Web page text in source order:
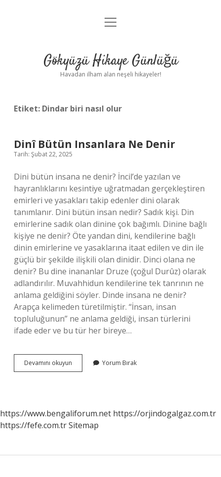
Anasayfa
Yasal Uyarı
menüyü
Gökyüzü Hikaye Günlüğü
Havadan ilham alan neşeli hikayeler!
Etiket: Dindar biri nasıl olur
Dinî Bütün Insanlara Ne Denir
Tarih: Şubat 22, 2025
Dini bütün insana ne denir? İncil’de yazılan ve
hayranlıklarını kesintiye uğratmadan gerçekleştiren
emirleri ve yasakları takip edenler dini olarak
tanımlanır. Dini bütün insan nedir? Sadık kişi. Din
emirlerine sadık olan dinine çok bağımlı. Dinine bağlı
kişiye ne denir? Öte yandan dini, kendilerine bağlı
dinin emirlerine ve yasaklarına itaat edilen ve din ile
güçlü bir şekilde ilişkili olan dinidir. Dinci olana ne
denir? Bu dine inananlar Druze (çoğul Durûz) olarak
adlandırılır. Muvahhidun kendilerine tek tanrının ne
anlama geldiğini söyler. Dinde insana ne denir?
Arapça kelimeden türetilmiştir. “İnsan, insan
topluluğunun” ne anlama geldiği, insan türlerini
ifade eder ve bu tür her bireye…
Devamını okuyun
Bütün
Yorum Bırak
https://www.bengaliforum.net https://orjindogalgaz.com.tr
https://fefe.com.trSitemap